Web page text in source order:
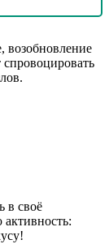
возобновление
в своё